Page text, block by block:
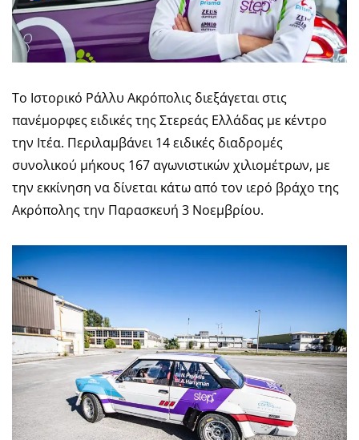
Το Ιστορικό Ράλλυ Ακρόπολις διεξάγεται στις
πανέμορφες ειδικές της Στερεάς Ελλάδας με κέντρο
την Ιτέα. Περιλαμβάνει 14 ειδικές διαδρομές
συνολικού μήκους 167 αγωνιστικών χιλιομέτρων, με
την εκκίνηση να δίνεται κάτω από τον ιερό βράχο της
Ακρόπολης την Παρασκευή 3 Νοεμβρίου.